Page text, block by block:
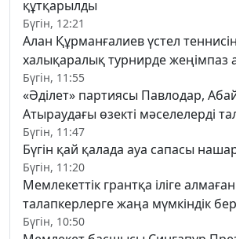
құтқарылды
Бүгін, 12:21
Алан Құрманғалиев үстел
халықаралық турнирде жеңімпаз
Бүгін, 11:55
«Әділет» партиясы Павлодар,
Атыраудағы өзекті мәселелерді
Бүгін, 11:47
Бүгін қай қалада ауа сапасы
Бүгін, 11:20
Мемлекеттік грантқа іліге алмаған
талапкерлерге жаңа мүмкіндік
Бүгін, 10:50